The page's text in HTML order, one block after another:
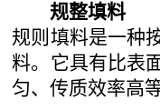
规整填料
规则填料是一种
料。它具有比表
匀、传质效率高